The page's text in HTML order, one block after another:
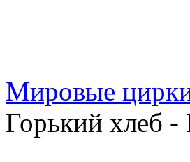
Мировые
Горький